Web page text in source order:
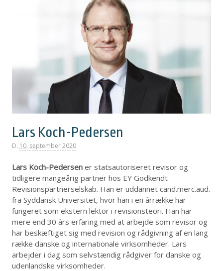
Lars Koch-Pedersen
D. 10. september 2020
Lars Koch-Pedersen er statsautoriseret revisor og
tidligere mangeårig partner hos EY Godkendt
Revisionspartnerselskab. Han er uddannet cand.merc.aud.
fra Syddansk Universitet, hvor han i en årrække har
fungeret som ekstern lektor i revisionsteori. Han har
mere end 30 års erfaring med at arbejde som revisor og
har beskæftiget sig med revision og rådgivning af en lang
række danske og internationale virksomheder. Lars
arbejder i dag som selvstændig rådgiver for danske og
udenlandske virksomheder.